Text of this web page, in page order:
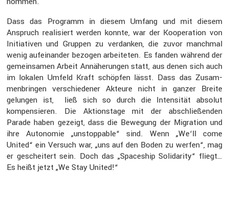
Dass das Programm in diesem Umfang und mit diesem
Anspruch reali­siert werden konnte, war der Koope­ra­tion von
Initia­tiven und Gruppen zu verdanken, die zuvor manchmal
wenig aufein­ander bezogen arbei­teten. Es fanden während der
gemein­samen Arbeit Annähe­rungen statt, aus denen sich auch
im lokalen Umfeld Kraft schöpfen lässt. Dass das Zusam­
men­bringen verschie­dener Akteure nicht in ganzer Breite
gelungen ist, ließ sich so durch die Inten­sität absolut
kompen­sieren. Die Aktions­tage mit der abschlie­ßenden
Parade haben gezeigt, dass die Bewegung der Migra­tion und
ihre Autonomie „unstopp­able“ sind. Wenn „We‘ll come
United“ ein Versuch war, „uns auf den Boden zu werfen“, mag
er geschei­tert sein. Doch das „Space­ship Solida­rity“ fliegt…
Es heißt jetzt „We Stay United!“